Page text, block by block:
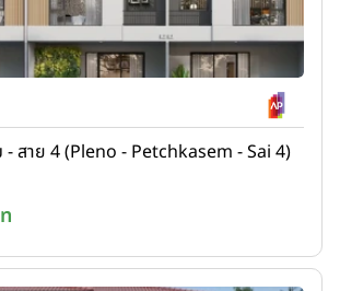
- สาย 4 (Pleno - Petchkasem - Sai 4)